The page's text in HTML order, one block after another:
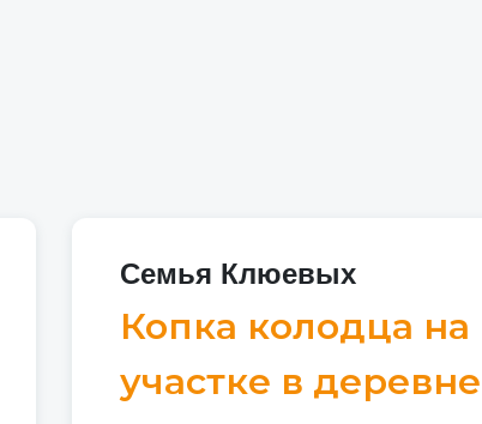
Семья Клюевых
Копка колодца на
участке в деревне